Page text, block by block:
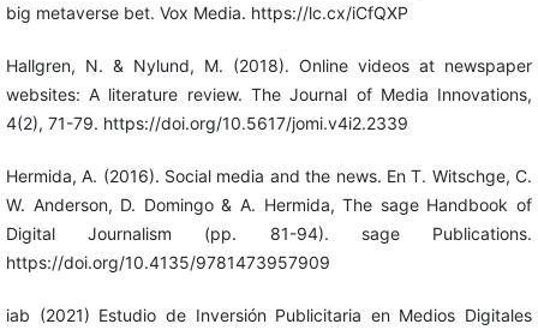
big metaverse bet. Vox Media. https://lc.cx/iCfQXP
Hallgren, N. & Nylund, M. (2018). Online videos at newspaper
websites: A literature review. The Journal of Media Innovations,
4(2), 71-79. https://doi.org/10.5617/jomi.v4i2.2339
Hermida, A. (2016). Social media and the news. En T. Witschge, C.
W. Anderson, D. Domingo & A. Hermida, The sage Handbook of
Digital Journalism (pp. 81-94). sage Publications.
https://doi.org/10.4135/9781473957909
iab (2021) Estudio de Inversión Publicitaria en Medios Digitales